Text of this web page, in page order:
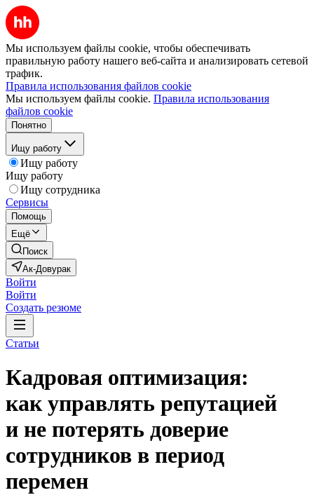
Мы используем файлы cookie, чтобы обеспечивать
правильную работу нашего веб-сайта и анализировать сетевой
трафик.
Правила использования файлов cookie
Мы используем файлы cookie. Правила использования
файлов cookie
Понятно
Ищу работу
Ищу работу
Ищу работу
Ищу сотрудника
Сервисы
Помощь
Ещё
Поиск
Ак-Довурак
Войти
Войти
Создать резюме
Статьи
Кадровая оптимизация:
как управлять репутацией
и не потерять доверие
сотрудников в период
перемен